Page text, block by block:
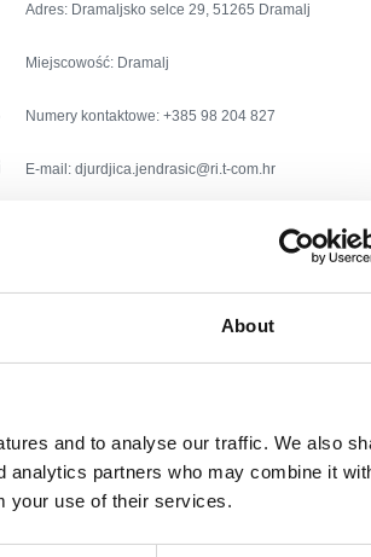
About
and to analyse our traffic. We also
analytics partners who may combine it
your use of their services.
Adres: Dramaljsko selce 29, 51265 Dramalj
Miejscowość: Dramalj
Numery kontaktowe: +385 98 204 827
E-mail: djurdjica.jendrasic@ri.t-com.hr
Priključak za internet
Odległość od centrum: 1000